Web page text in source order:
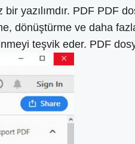
yazılımdır. PDF PDF
dönüştürme ve daha
teşvik eder. PDF